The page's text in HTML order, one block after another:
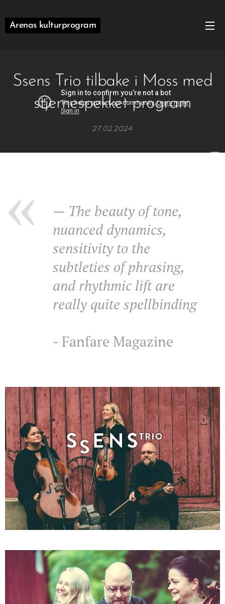
Arenas kulturprogram
Ssens Trio tilbake i Moss med
stjernespekket program
27.02.2024
— The beauty of tone,
nuanced dynamics,
sensitivity to the
subtleties of phrasing,
and rhythmic lift are
really quite spellbinding
- Fanfare Magazine